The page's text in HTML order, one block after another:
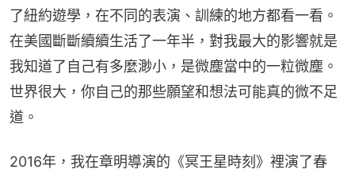
了紐約遊學，在不同的表演、訓練的地方都看一看。
在美國斷斷續續生活了一年半，對我最大的影響就是
我知道了自己有多麼渺小，是微塵當中的一粒微塵。
世界很大，你自己的那些願望和想法可能真的微不足
道。
2016年，我在章明導演的《冥王星時刻》裡演了春